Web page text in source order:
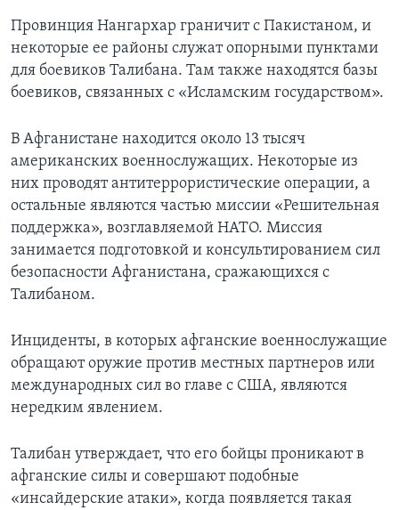
Провинция Нангархар граничит с Пакистаном, и
некоторые ее районы служат опорными пунктами
для боевиков Талибана. Там также находятся базы
боевиков, связанных с «Исламским государством».
В Афганистане находится около 13 тысяч
американских военнослужащих. Некоторые из
них проводят антитеррористические операции, а
остальные являются частью миссии «Решительная
поддержка», возглавляемой НАТО. Миссия
занимается подготовкой и консультированием сил
безопасности Афганистана, сражающихся с
Талибаном.
Инциденты, в которых афганские военнослужащие
обращают оружие против местных партнеров или
международных сил во главе с США, являются
нередким явлением.
Талибан утверждает, что его бойцы проникают в
афганские силы и совершают подобные
«инсайдерские атаки», когда появляется такая